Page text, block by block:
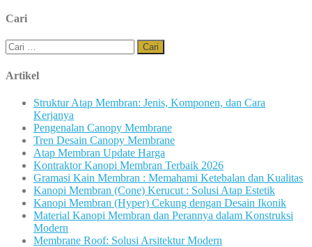
Cari
Cari
untuk:
Artikel
Struktur Atap Membran: Jenis, Komponen, dan Cara
Kerjanya
Pengenalan Canopy Membrane
Tren Desain Canopy Membrane
Atap Membran Update Harga
Kontraktor Kanopi Membran Terbaik 2026
Gramasi Kain Membran : Memahami Ketebalan dan Kualitas
Kanopi Membran (Cone) Kerucut : Solusi Atap Estetik
Kanopi Membran (Hyper) Cekung dengan Desain Ikonik
Material Kanopi Membran dan Perannya dalam Konstruksi
Modern
Membrane Roof: Solusi Arsitektur Modern